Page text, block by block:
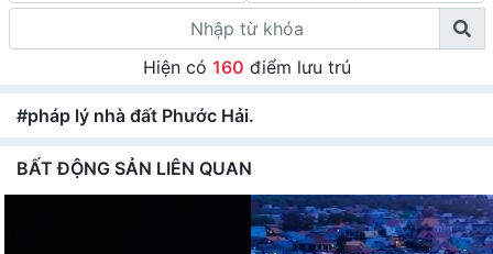
Hiện có 160 điểm lưu trú
#pháp lý nhà đất Phước Hải.
BẤT ĐỘNG SẢN LIÊN QUAN